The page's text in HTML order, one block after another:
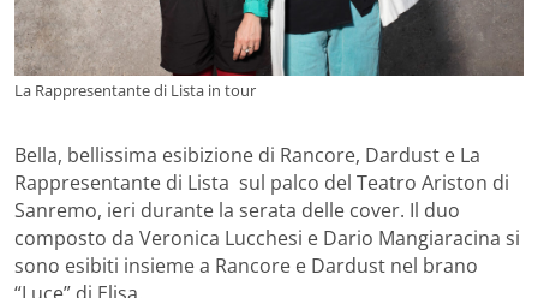
La Rappresentante di Lista in tour
Bella, bellissima esibizione di Rancore, Dardust e La
Rappresentante di Lista sul palco del Teatro Ariston di
Sanremo, ieri durante la serata delle cover. Il duo
composto da Veronica Lucchesi e Dario Mangiaracina si
sono esibiti insieme a Rancore e Dardust nel brano